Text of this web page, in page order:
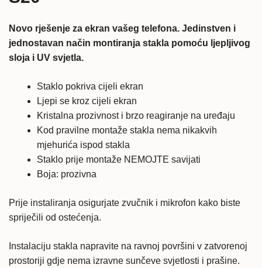
Novo rješenje za ekran vašeg telefona. Jedinstven i
jednostavan način montiranja stakla pomoću ljepljivog
sloja i UV svjetla.
Staklo pokriva cijeli ekran
Ljepi se kroz cijeli ekran
Kristalna prozivnost i brzo reagiranje na uređaju
Kod pravilne montaže stakla nema nikakvih
mjehurića ispod stakla
Staklo prije montaže NEMOJTE savijati
Boja: prozivna
Prije instaliranja osigurjate zvučnik i mikrofon kako biste
spriječili od ostećenja.
Instalaciju stakla napravite na ravnoj površini v zatvorenoj
prostoriji gdje nema izravne sunčeve svjetlosti i prašine.